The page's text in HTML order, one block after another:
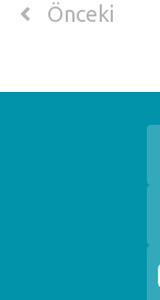
Önceki